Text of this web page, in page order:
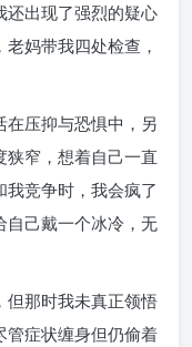
还出现了强烈的疑心
妈带我四处检查，
压抑与恐惧中，另
窄，想着自己一直
竞争时，我会疯了
自己戴一个冰冷，无
但那时我未真正领悟
管症状缠身但仍偷着